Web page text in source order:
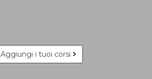
Aggiungi i tuoi corsi